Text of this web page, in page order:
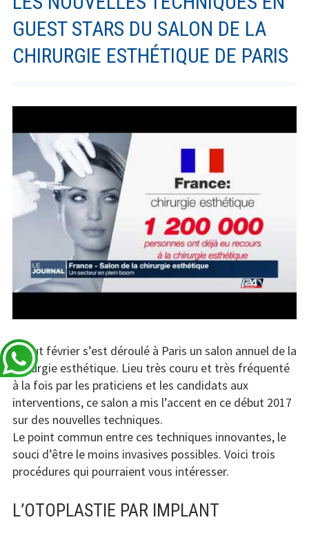
GUEST STARS DU SALON DE LA
CHIRURGIE ESTHÉTIQUE DE PARIS
Début février s’est déroulé à Paris un salon annuel de la
chirurgie esthétique. Lieu très couru et très fréquenté
à la fois par les praticiens et les candidats aux
interventions, ce salon a mis l’accent en ce début 2017
sur des nouvelles techniques.
Le point commun entre ces techniques innovantes, le
souci d’être le moins invasives possibles. Voici trois
procédures qui pourraient vous intéresser.
L’OTOPLASTIE PAR IMPLANT